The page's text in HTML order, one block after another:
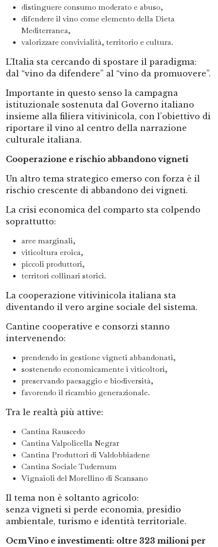
distinguere consumo moderato e abuso,
difendere il vino come elemento della Dieta
Mediterranea,
valorizzare convivialità, territorio e cultura.
L’Italia sta cercando di spostare il paradigma:
dal “vino da difendere” al “vino da promuovere”.
Importante in questo senso la campagna
istituzionale sostenuta dal Governo italiano
insieme alla filiera vitivinicola, con l’obiettivo di
riportare il vino al centro della narrazione
culturale italiana.
Cooperazione e rischio abbandono vigneti
Un altro tema strategico emerso con forza è il
rischio crescente di abbandono dei vigneti.
La crisi economica del comparto sta colpendo
soprattutto:
aree marginali,
viticoltura eroica,
piccoli produttori,
territori collinari storici.
La cooperazione vitivinicola italiana sta
diventando il vero argine sociale del sistema.
Cantine cooperative e consorzi stanno
intervenendo:
prendendo in gestione vigneti abbandonati,
sostenendo economicamente i viticoltori,
preservando paesaggio e biodiversità,
favorendo il ricambio generazionale.
Tra le realtà più attive:
Cantina Rauscedo
Cantina Valpolicella Negrar
Cantina Produttori di Valdobbiadene
Cantina Sociale Tudernum
Vignaioli del Morellino di Scansano
Il tema non è soltanto agricolo:
senza vigneti si perde economia, presidio
ambientale, turismo e identità territoriale.
Ocm Vino e investimenti: oltre 323 milioni per